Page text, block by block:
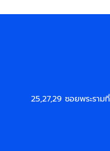
25,27,29 ซอยพระรา